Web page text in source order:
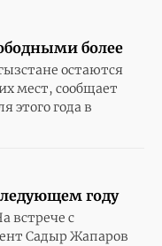
более
остаются
мест, сообщает
этого года в
году
встрече с
Садыр Жапаров